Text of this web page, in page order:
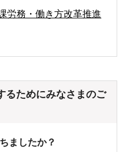
労務・働き方改革推進
るためにみなさまのご
ましたか？